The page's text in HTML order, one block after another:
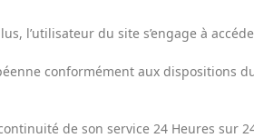
l’utilisateur du site s’engage à
conformément aux dispositions
de son service 24 Heures sur